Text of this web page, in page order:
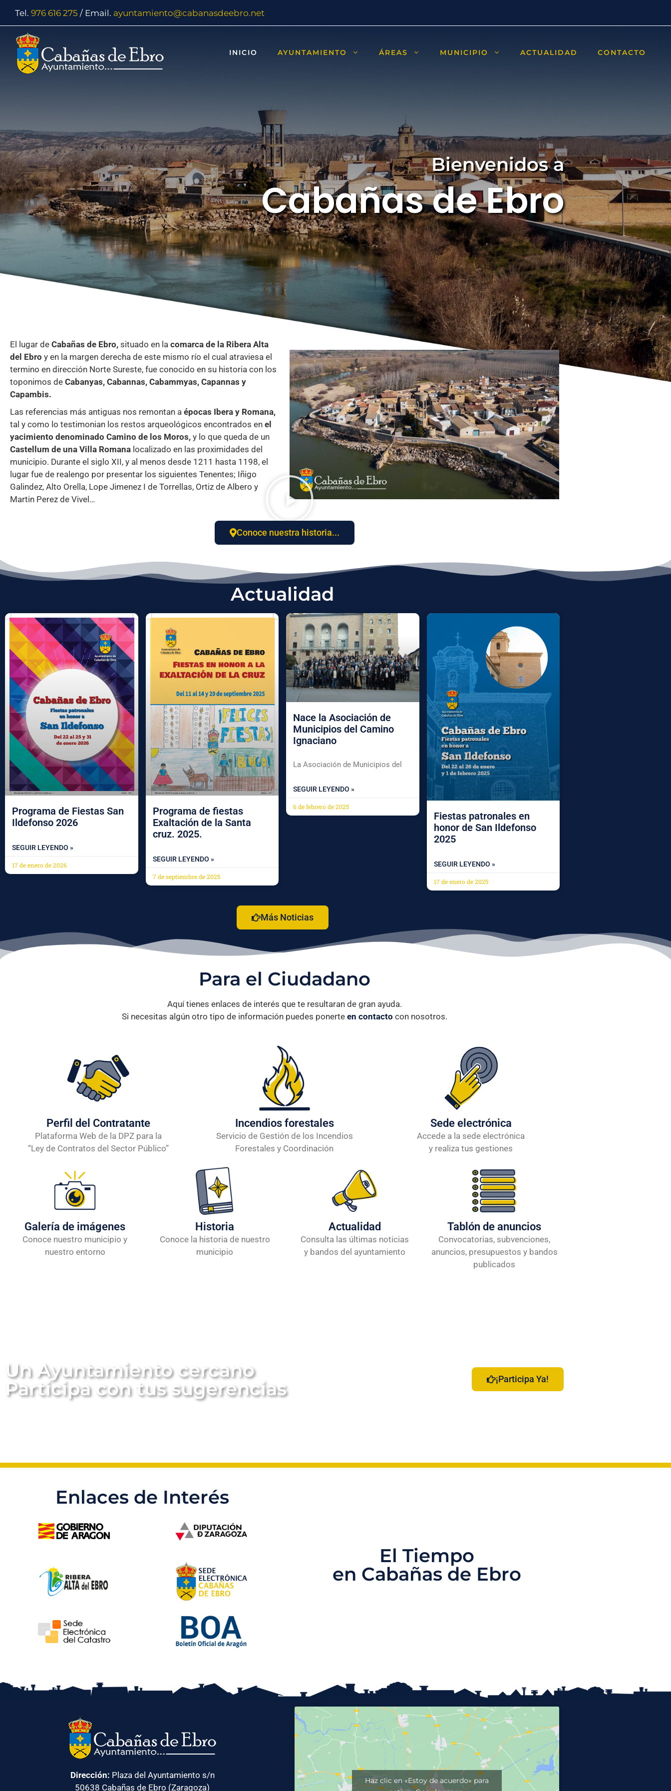
Tel. 976 616 275 / Email. ayuntamiento@cabanasdeebro.net
INICIO AYUNTAMIENTO ÁREAS MUNICIPIO ACTUALIDAD CONTACTO
Bienvenidos a
Cabañas de Ebro
El lugar de Cabañas de Ebro, situado en la comarca de la Ribera Alta
del Ebro y en la margen derecha de este mismo río el cual atraviesa el
termino en dirección Norte Sureste, fue conocido en su historia con los
toponimos de Cabanyas, Cabannas, Cabammyas, Capannas y
Capambis.
Las referencias más antiguas nos remontan a épocas Ibera y Romana,
tal y como lo testimonian los restos arqueológicos encontrados en el
yacimiento denominado Camino de los Moros, y lo que queda de un
Castellum de una Villa Romana localizado en las proximidades del
municipio. Durante el siglo XII, y al menos desde 1211 hasta 1198, el
lugar fue de realengo por presentar los siguientes Tenentes; Iñigo
Galindez, Alto Orella, Lope Jimenez I de Torrellas, Ortiz de Albero y
Martin Perez de Vivel…
Conoce nuestra historia...
Actualidad
Programa de Fiestas San
Ildefonso 2026
SEGUIR LEYENDO »
17 de enero de 2026
Programa de fiestas
Exaltación de la Santa
cruz. 2025.
SEGUIR LEYENDO »
7 de septiembre de 2025
Nace la Asociación de
Municipios del Camino
Ignaciano
La Asociación de Municipios del
SEGUIR LEYENDO »
6 de febrero de 2025
Fiestas patronales en
honor de San Ildefonso
2025
SEGUIR LEYENDO »
17 de enero de 2025
Más Noticias
Para el Ciudadano
Aquí tienes enlaces de interés que te resultaran de gran ayuda.
Si necesitas algún otro tipo de información puedes ponerte en contacto con nosotros.
Perfil del Contratante
Plataforma Web de la DPZ para la
“Ley de Contratos del Sector Público”
Incendios forestales
Servicio de Gestión de los Incendios
Forestales y Coordinación
Sede electrónica
Accede a la sede electrónica
y realiza tus gestiones
Galería de imágenes
Conoce nuestro municipio y
nuestro entorno
Historia
Conoce la historia de nuestro
municipio
Actualidad
Consulta las últimas noticias
y bandos del ayuntamiento
Tablón de anuncios
Convocatorias, subvenciones,
anuncios, presupuestos y bandos
publicados
Un Ayuntamiento cercano
Participa con tus sugerencias
¡Participa Ya!
Enlaces de Interés
El Tiempo
en Cabañas de Ebro
Dirección: Plaza del Ayuntamiento s/n
50638 Cabañas de Ebro (Zaragoza)
Haz clic en «Estoy de acuerdo» para